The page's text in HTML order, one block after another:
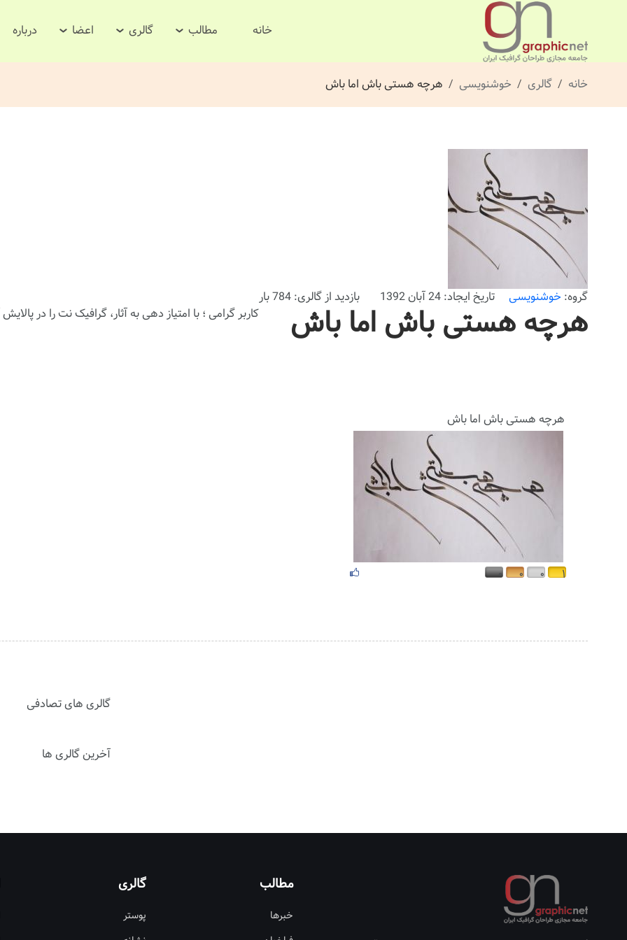
خانه مطالب گالری اعضا درباره
خانه گالری خوشنویسی هرچه هستی باش اما باش
گروه: خوشنویسی تاریخ ایجاد: 24 آبان 1392 بازدید از گالری: 784 بار
هرچه هستی باش اما باش
کاربر گرامی ؛ با امتیاز دهیبه آثار، گرافیک نت را در پالایش
هرچه هستی باش اما باش
۱ ۰ ۰ ۰
گالری های تصادفی
آخرین گالری ها
مطالب
خبرها
گالری
پوستر